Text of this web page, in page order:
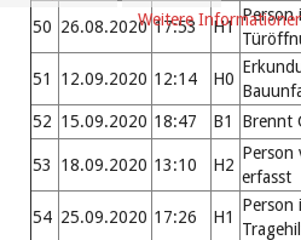
50 26.08.2020 17:53 H1
Person
51 12.09.2020 12:14 H0
52 15.09.2020 18:47 B1 Brennt
53 18.09.2020 13:10 H2
Person
erfasst
54 25.09.2020 17:26 H1
Person
Weitere